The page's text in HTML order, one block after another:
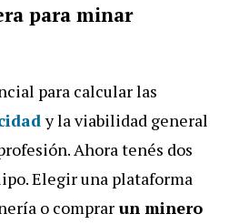
para minar
para calcular las
y la viabilidad general
Ahora tenés dos
Elegir una plataforma
o comprar un minero